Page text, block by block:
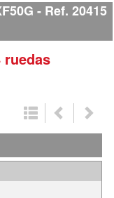
Ref. 20415
ruedas